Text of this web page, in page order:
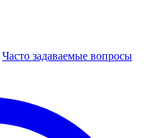
Часто задаваемые вопросы